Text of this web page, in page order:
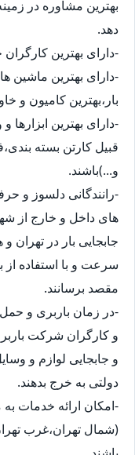
بهترین مشاوره در
دهد.
-دارای بهترین
-دارای بهترین ماشین
بار،بهترین کامیون و
-دارای بهترین ابزارها
قبیل کارتن بسته
و...)باشند.
-رانندگانی دلسوز و
های داخل و خارج از شهر
جابجایی بار در تهران
سرعت و با استفاده از
مقصد برسانند.
-در زمان باربری و
و کارگران شرکت
و جابجایی لوازم و
دولتی به خرج بدهند.
-امکان ارائه خدمات
(شمال تهران،غرب